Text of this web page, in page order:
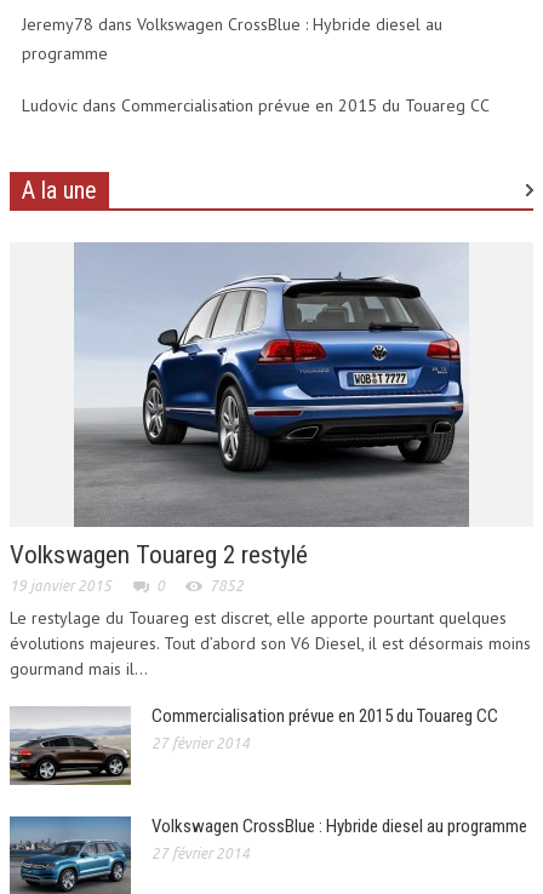
Jeremy78 dans Volkswagen CrossBlue : Hybride diesel au
programme
Ludovic dans Commercialisation prévue en 2015 du Touareg CC
A la une
Volkswagen Touareg 2 restylé
19 janvier 2015 0 7852
Le restylage du Touareg est discret, elle apporte pourtant quelques
évolutions majeures. Tout d’abord son V6 Diesel, il est désormais moins
gourmand mais il...
Commercialisation prévue en 2015 du Touareg CC
27 février 2014
Volkswagen CrossBlue : Hybride diesel au programme
27 février 2014